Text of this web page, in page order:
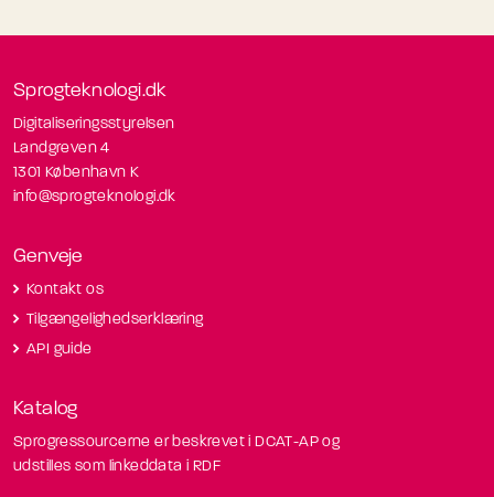
Sprogteknologi.dk
Digitaliseringsstyrelsen
Landgreven 4
1301 København K
info@sprogteknologi.dk
Genveje
Kontakt os
Tilgængelighedserklæring
API guide
Katalog
Sprogressourcerne er beskrevet i DCAT-AP og
udstilles som linkeddata i RDF